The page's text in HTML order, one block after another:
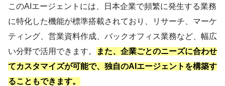
このAIエージェントには、日本企業で頻繁に発生する業務
に特化した機能が標準搭載されており、リサーチ、マーケ
ティング、営業資料作成、バックオフィス業務など、幅広
い分野で活用できます。
また、企業ごとのニーズに合わせ
てカスタマイズが可能で、独自のAIエージェントを構築す
ることもできます。